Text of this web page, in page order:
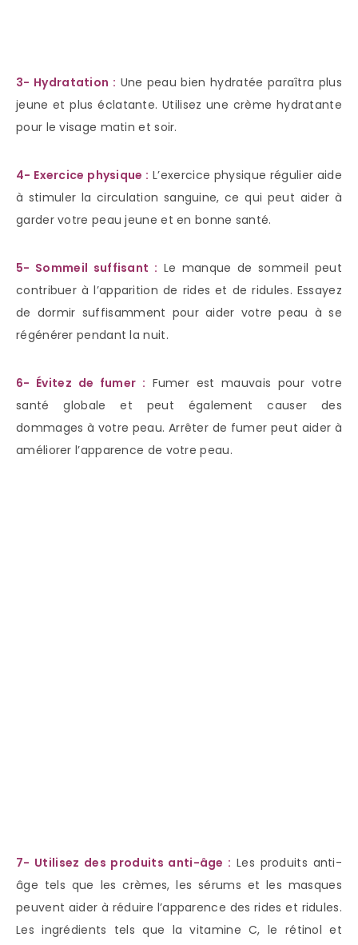
3- Hydratation : Une peau bien hydratée paraîtra plus
jeune et plus éclatante. Utilisez une crème hydratante
pour le visage matin et soir.
4- Exercice physique : L’exercice physique régulier aide
à stimuler la circulation sanguine, ce qui peut aider à
garder votre peau jeune et en bonne santé.
5- Sommeil suffisant : Le manque de sommeil peut
contribuer à l’apparition de rides et de ridules. Essayez
de dormir suffisamment pour aider votre peau à se
régénérer pendant la nuit.
6- Évitez de fumer : Fumer est mauvais pour votre
santé globale et peut également causer des
dommages à votre peau. Arrêter de fumer peut aider à
améliorer l’apparence de votre peau.
7- Utilisez des produits anti-âge : Les produits anti-
âge tels que les crèmes, les sérums et les masques
peuvent aider à réduire l’apparence des rides et ridules.
Les ingrédients tels que la vitamine C, le rétinol et